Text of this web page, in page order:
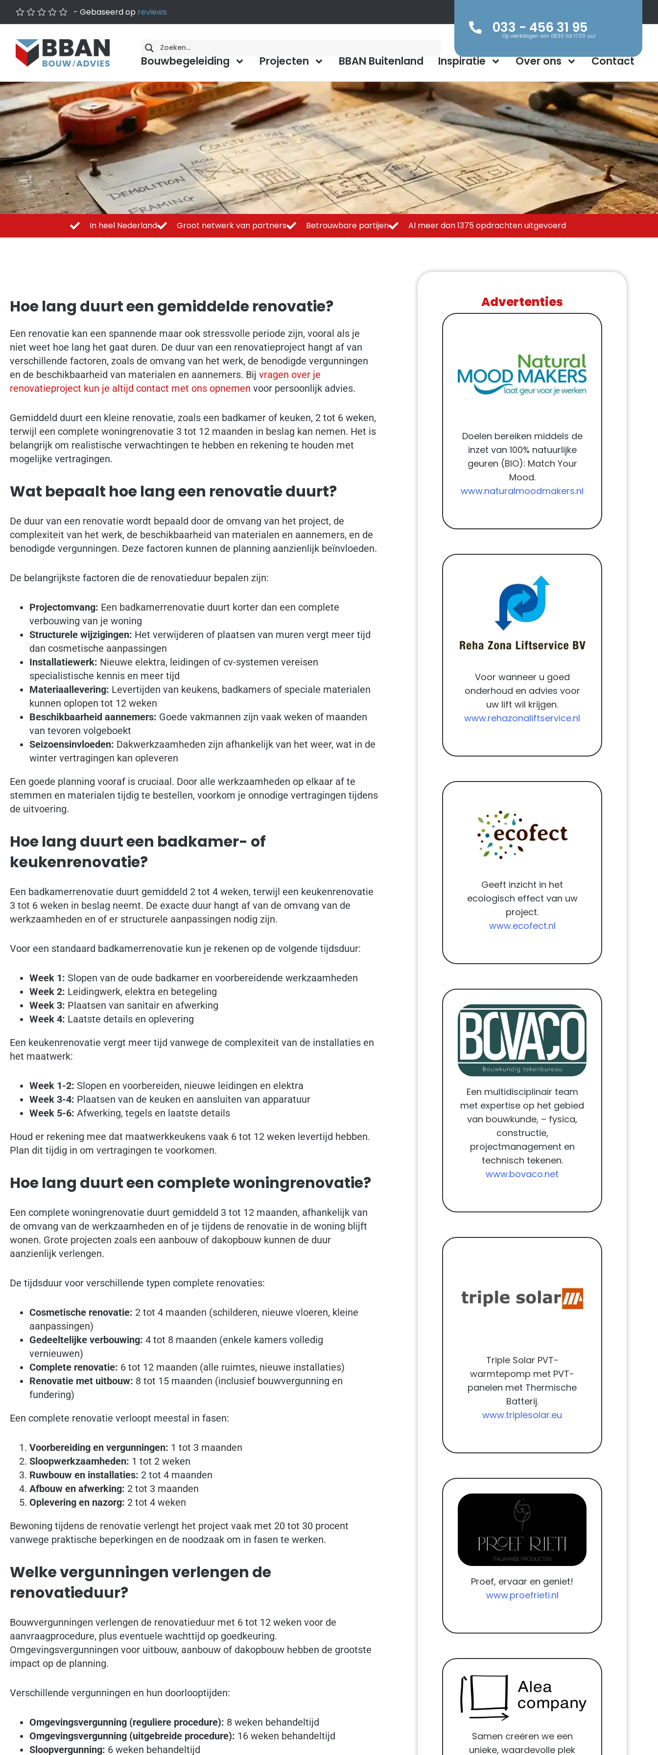
- Gebaseerd op reviews
033 - 456 31 95
Op werkdagen van 08:30 tot 17:00 uur
Bouwbegeleiding Projecten BBAN Buitenland Inspiratie Over ons Contact
In heel Nederland Groot netwerk van partners Betrouwbare partijen Al meer dan 1375 opdrachten uitgevoerd
Hoe lang duurt een gemiddelde renovatie?
Een renovatie kan een spannende maar ook stressvolle periode zijn, vooral als je
niet weet hoe lang het gaat duren. De duur van een renovatieproject hangt af van
verschillende factoren, zoals de omvang van het werk, de benodigde vergunningen
en de beschikbaarheid van materialen en aannemers. Bij vragen over je
renovatieproject kun je altijd contact met ons opnemen voor persoonlijk advies.
Gemiddeld duurt een kleine renovatie, zoals een badkamer of keuken, 2 tot 6 weken,
terwijl een complete woningrenovatie 3 tot 12 maanden in beslag kan nemen. Het is
belangrijk om realistische verwachtingen te hebben en rekening te houden met
mogelijke vertragingen.
Wat bepaalt hoe lang een renovatie duurt?
De duur van een renovatie wordt bepaald door de omvang van het project, de
complexiteit van het werk, de beschikbaarheid van materialen en aannemers, en de
benodigde vergunningen. Deze factoren kunnen de planning aanzienlijk beïnvloeden.
De belangrijkste factoren die de renovatieduur bepalen zijn:
Projectomvang: Een badkamerrenovatie duurt korter dan een complete
verbouwing van je woning
Structurele wijzigingen: Het verwijderen of plaatsen van muren vergt meer tijd
dan cosmetische aanpassingen
Installatiewerk: Nieuwe elektra, leidingen of cv-systemen vereisen
specialistische kennis en meer tijd
Materiaallevering: Levertijden van keukens, badkamers of speciale materialen
kunnen oplopen tot 12 weken
Beschikbaarheid aannemers: Goede vakmannen zijn vaak weken of maanden
van tevoren volgeboekt
Seizoensinvloeden: Dakwerkzaamheden zijn afhankelijk van het weer, wat in de
winter vertragingen kan opleveren
Een goede planning vooraf is cruciaal. Door alle werkzaamheden op elkaar af te
stemmen en materialen tijdig te bestellen, voorkom je onnodige vertragingen tijdens
de uitvoering.
Hoe lang duurt een badkamer- of
keukenrenovatie?
Een badkamerrenovatie duurt gemiddeld 2 tot 4 weken, terwijl een keukenrenovatie
3 tot 6 weken in beslag neemt. De exacte duur hangt af van de omvang van de
werkzaamheden en of er structurele aanpassingen nodig zijn.
Voor een standaard badkamerrenovatie kun je rekenen op de volgende tijdsduur:
Week 1: Slopen van de oude badkamer en voorbereidende werkzaamheden
Week 2: Leidingwerk, elektra en betegeling
Week 3: Plaatsen van sanitair en afwerking
Week 4: Laatste details en oplevering
Een keukenrenovatie vergt meer tijd vanwege de complexiteit van de installaties en
het maatwerk:
Week 1-2: Slopen en voorbereiden, nieuwe leidingen en elektra
Week 3-4: Plaatsen van de keuken en aansluiten van apparatuur
Week 5-6: Afwerking, tegels en laatste details
Houd er rekening mee dat maatwerkkeukens vaak 6 tot 12 weken levertijd hebben.
Plan dit tijdig in om vertragingen te voorkomen.
Hoe lang duurt een complete woningrenovatie?
Een complete woningrenovatie duurt gemiddeld 3 tot 12 maanden, afhankelijk van
de omvang van de werkzaamheden en of je tijdens de renovatie in de woning blijft
wonen. Grote projecten zoals een aanbouw of dakopbouw kunnen de duur
aanzienlijk verlengen.
De tijdsduur voor verschillende typen complete renovaties:
Cosmetische renovatie: 2 tot 4 maanden (schilderen, nieuwe vloeren, kleine
aanpassingen)
Gedeeltelijke verbouwing: 4 tot 8 maanden (enkele kamers volledig
vernieuwen)
Complete renovatie: 6 tot 12 maanden (alle ruimtes, nieuwe installaties)
Renovatie met uitbouw: 8 tot 15 maanden (inclusief bouwvergunning en
fundering)
Een complete renovatie verloopt meestal in fasen:
Voorbereiding en vergunningen: 1 tot 3 maanden
Sloopwerkzaamheden: 1 tot 2 weken
Ruwbouw en installaties: 2 tot 4 maanden
Afbouw en afwerking: 2 tot 3 maanden
Oplevering en nazorg: 2 tot 4 weken
Bewoning tijdens de renovatie verlengt het project vaak met 20 tot 30 procent
vanwege praktische beperkingen en de noodzaak om in fasen te werken.
Welke vergunningen verlengen de
renovatieduur?
Bouwvergunningen verlengen de renovatieduur met 6 tot 12 weken voor de
aanvraagprocedure, plus eventuele wachttijd op goedkeuring.
Omgevingsvergunningen voor uitbouw, aanbouw of dakopbouw hebben de grootste
impact op de planning.
Verschillende vergunningen en hun doorlooptijden:
Omgevingsvergunning (reguliere procedure): 8 weken behandeltijd
Omgevingsvergunning (uitgebreide procedure): 16 weken behandeltijd
Sloopvergunning: 6 weken behandeltijd
Advertenties
Doelen bereiken middels de
inzet van 100% natuurlijke
geuren (BIO): Match Your
Mood.
www.naturalmoodmakers.nl
Voor wanneer u goed
onderhoud en advies voor
uw lift wil krijgen.
www.rehazonaliftservice.nl
Geeft inzicht in het
ecologisch effect van uw
project.
www.ecofect.nl
Een multidisciplinair team
met expertise op het gebied
van bouwkunde, – fysica,
constructie,
projectmanagement en
technisch tekenen.
www.bovaco.net
Triple Solar PVT-
warmtepomp met PVT-
panelen met Thermische
Batterij.
www.triplesolar.eu
Proef, ervaar en geniet!
www.proefrieti.nl
Samen creëren we een
unieke, waardevolle plek